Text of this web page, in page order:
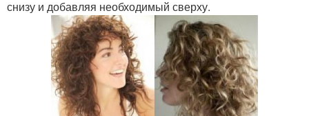
снизу и добавляя необходимый сверху.